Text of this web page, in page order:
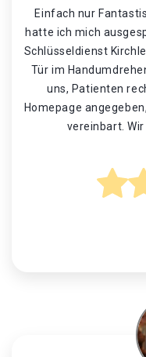
Einfach nur
hatte ich mich
Schlüsseldienst
Tür im
uns, Patienten
Homepage
vereinbart.